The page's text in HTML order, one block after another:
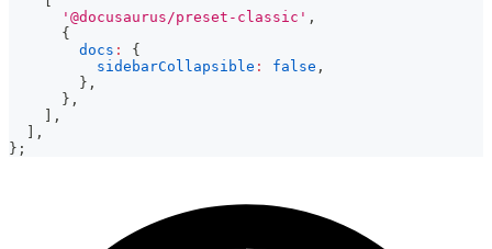
'@docusaurus/preset-classic' ,
{
docs :
{
sidebarCollapsible : false ,
} ,
} ,
,
,
} ;